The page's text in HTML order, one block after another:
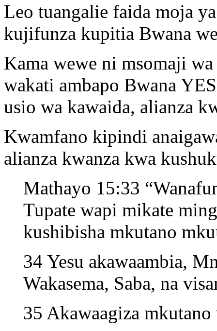
Leo tuangalie faida moja
kujifunza kupitia Bwana
Kama wewe ni msomaji
wakati ambapo Bwana
usio wa kawaida, alianza
Kwamfano kipindi
alianza kwanza kwa
Mathayo 15:33
Tupate wapi mikate
kushibisha mkutano
34 Yesu akawaambia,
Wakasema, Saba, na
35 Akawaagiza